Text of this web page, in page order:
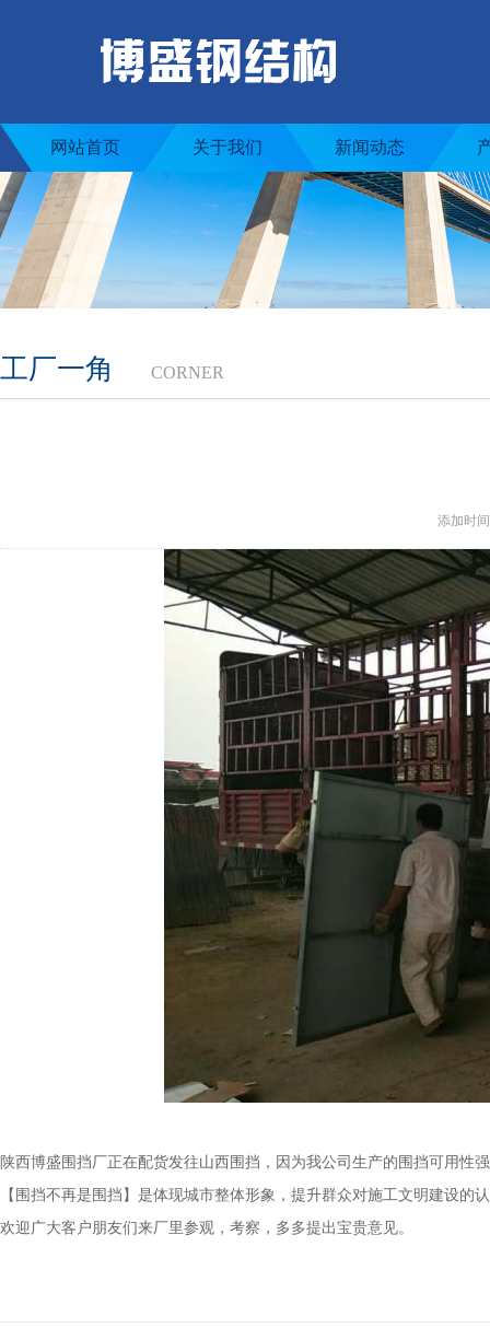
网站首页 关于我们 新闻动态
工厂一角 CORNER
添加时
陕西博盛围挡厂正在配货发往山西围挡，因为我公司生产的围挡可用性
【围挡不再是围挡】是体现城市整体形象，提升群众对施工文明建设的
欢迎广大客户朋友们来厂里参观，考察，多多提出宝贵意见。